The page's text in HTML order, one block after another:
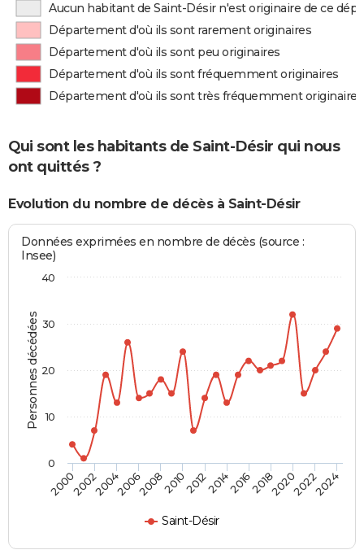
Aucun habitant de Saint-Désir n'est originaire de ce
Département d'où ils sont rarement originaires
Département d'où ils sont peu originaires
Département d'où ils sont fréquemment originaires
Département d'où ils sont très fréquemment originaires
Qui sont les habitants de Saint-Désir qui nous
ont quittés ?
Evolution du nombre de décès à Saint-Désir
Personnes décédées
Données exprimées en nombre de décès (source :
Insee)
Saint-Désir
2000200220042006200820102012201420162018202020222024
0
10
20
30
40